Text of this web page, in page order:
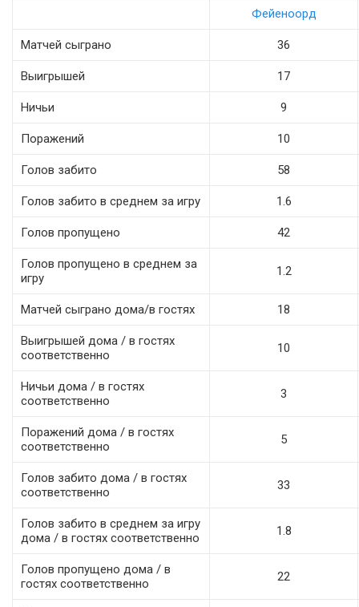
Фейеноорд
Матчей сыграно 36
Выигрышей 17
Ничьи 9
Поражений 10
Голов забито 58
Голов забито в среднем за игру 1.6
Голов пропущено 42
Голов пропущено в среднем за
игру
1.2
Матчей сыграно дома/в гостях 18
Выигрышей дома / в гостях
соответственно
10
Ничьи дома / в гостях
соответственно
3
Поражений дома / в гостях
соответственно
5
Голов забито дома / в гостях
соответственно
33
Голов забито в среднем за игру
дома / в гостях соответственно
1.8
Голов пропущено дома / в
гостях соответственно
22